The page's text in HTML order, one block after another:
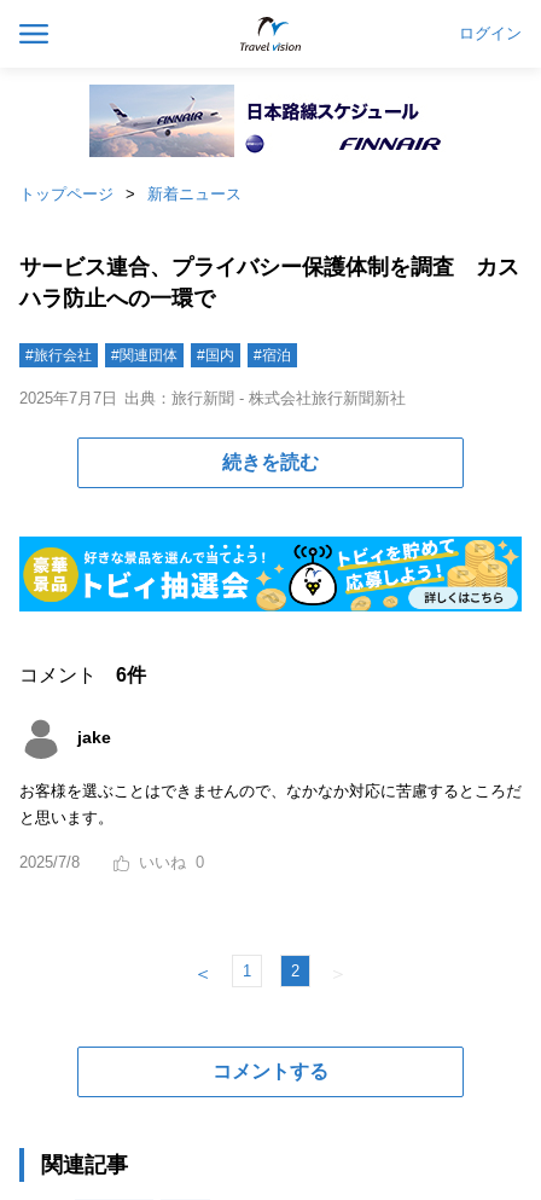
ログイン
トップページ 新着ニュース
サービス連合、プライバシー保護体制を調査 カス
ハラ防止への一環で
#旅行会社 #関連団体 #国内 #宿泊
2025年7月7日 出典：旅行新聞 - 株式会社旅行新聞新社
続きを読む
コメント 6件
jake
お客様を選ぶことはできませんので、なかなか対応に苦慮するところだ
と思います。
2025/7/8 0
＜ 1 2 ＞
コメントする
関連記事